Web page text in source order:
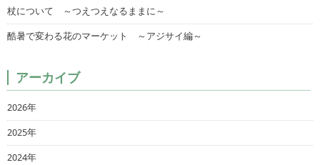
杖について ～つえつえなるままに～
酷暑で変わる花のマーケット ～アジサイ編～
アーカイブ
2026年
2025年
2024年